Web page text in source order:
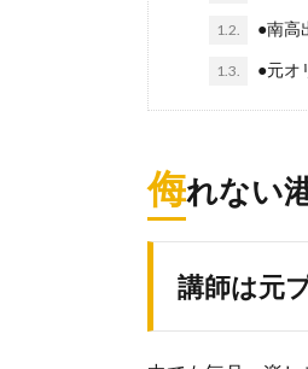
1.2. ●南高
1.3. ●元オ
侮れない
講師は元